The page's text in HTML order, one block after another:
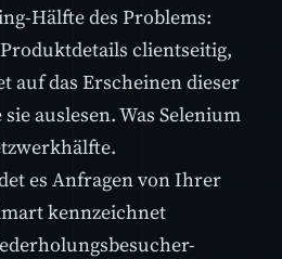
Hälfte des Problems:
clientseitig,
auf das Erscheinen dieser
auslesen. Was Selenium
es Anfragen von Ihrer
kennzeichnet